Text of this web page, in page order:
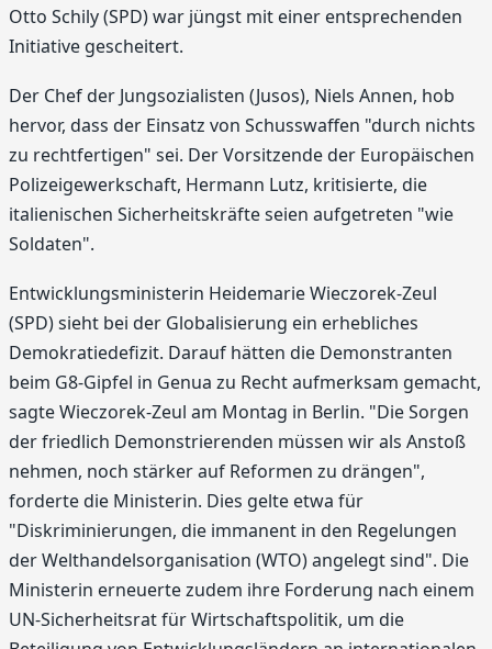
Otto Schily (SPD) war jüngst mit einer entsprechenden
Initiative gescheitert.
Der Chef der Jungsozialisten (Jusos), Niels Annen, hob
hervor, dass der Einsatz von Schusswaffen "durch nichts
zu rechtfertigen" sei. Der Vorsitzende der Europäischen
Polizeigewerkschaft, Hermann Lutz, kritisierte, die
italienischen Sicherheitskräfte seien aufgetreten "wie
Soldaten".
Entwicklungsministerin Heidemarie Wieczorek-Zeul
(SPD) sieht bei der Globalisierung ein erhebliches
Demokratiedefizit. Darauf hätten die Demonstranten
beim G8-Gipfel in Genua zu Recht aufmerksam gemacht,
sagte Wieczorek-Zeul am Montag in Berlin. "Die Sorgen
der friedlich Demonstrierenden müssen wir als Anstoß
nehmen, noch stärker auf Reformen zu drängen",
forderte die Ministerin. Dies gelte etwa für
"Diskriminierungen, die immanent in den Regelungen
der Welthandelsorganisation (WTO) angelegt sind". Die
Ministerin erneuerte zudem ihre Forderung nach einem
UN-Sicherheitsrat für Wirtschaftspolitik, um die